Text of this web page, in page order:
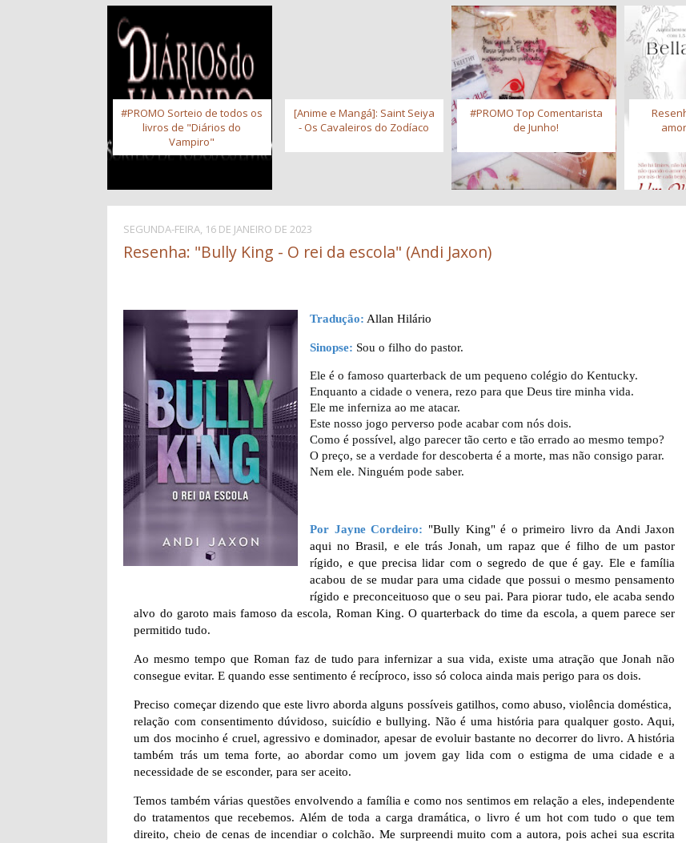
#PROMO Sorteio de todos os
livros de "Diários do
Vampiro"
[Anime e Mangá]: Saint Seiya
- Os Cavaleiros do Zodíaco
#PROMO Top Comentarista
de Junho!
SEGUNDA-FEIRA, 16 DE JANEIRO DE 2023
Resenha: "Bully King - O rei da escola" (Andi Jaxon)
Tradução: Allan Hilário
Sinopse: Sou o filho do pastor.
Ele é o famoso quarterback de um pequeno colégio do Kentucky.
Enquanto a cidade o venera, rezo para que Deus tire minha vida.
Ele me inferniza ao me atacar.
Este nosso jogo perverso pode acabar com nós dois.
Como é possível, algo parecer tão certo e tão errado ao mesmo tempo?
O preço, se a verdade for descoberta é a morte, mas não consigo parar.
Nem ele. Ninguém pode saber.
Por Jayne Cordeiro: "Bully King" é o primeiro livro da Andi Jaxon
aqui no Brasil, e ele trás Jonah, um rapaz que é filho de um pastor
rígido, e que precisa lidar com o segredo de que é gay. Ele e família
acabou de se mudar para uma cidade que possui o mesmo pensamento
rígido e preconceituoso que o seu pai. Para piorar tudo, ele acaba sendo
alvo do garoto mais famoso da escola, Roman King. O quarterback do time da escola, a quem parece ser
permitido tudo.
Ao mesmo tempo que Roman faz de tudo para infernizar a sua vida, existe uma atração que Jonah não
consegue evitar. E quando esse sentimento é recíproco, isso só coloca ainda mais perigo para os dois.
Preciso começar dizendo que este livro aborda alguns possíveis gatilhos, como abuso, violência doméstica,
relação com consentimento dúvidoso, suicídio e bullying. Não é uma história para qualquer gosto. Aqui,
um dos mocinho é cruel, agressivo e dominador, apesar de evoluir bastante no decorrer do livro. A história
também trás um tema forte, ao abordar como um jovem gay lida com o estigma de uma cidade e a
necessidade de se esconder, para ser aceito.
Temos também várias questões envolvendo a família e como nos sentimos em relação a eles, independente
do tratamentos que recebemos. Além de toda a carga dramática, o livro é um hot com tudo o que tem
direito, cheio de cenas de incendiar o colchão. Me surpreendi muito com a autora, pois achei sua escrita